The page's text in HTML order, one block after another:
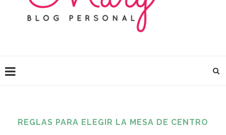
REGLAS PARA ELEGIR LA MESA DE CENTRO